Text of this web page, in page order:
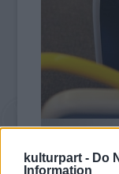
kulturpart - Do
Information